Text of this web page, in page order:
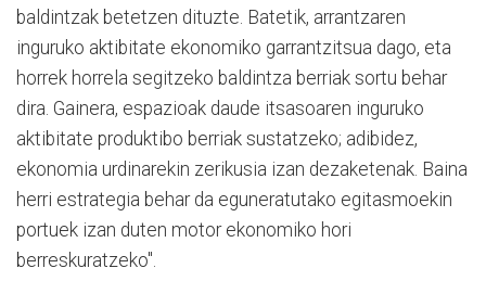
baldintzak betetzen dituzte. Batetik, arrantzaren
inguruko aktibitate ekonomiko garrantzitsua dago, eta
horrek horrela segitzeko baldintza berriak sortu behar
dira. Gainera, espazioak daude itsasoaren inguruko
aktibitate produktibo berriak sustatzeko; adibidez,
ekonomia urdinarekin zerikusia izan dezaketenak. Baina
herri estrategia behar da eguneratutako egitasmoekin
portuek izan duten motor ekonomiko hori
berreskuratzeko".